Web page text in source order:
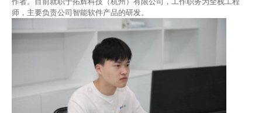
师，主要负责公司智能软件产品的研发。